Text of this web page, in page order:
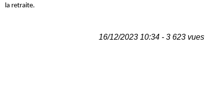
la retraite.
16/12/2023 10:34 - 3 623 vues